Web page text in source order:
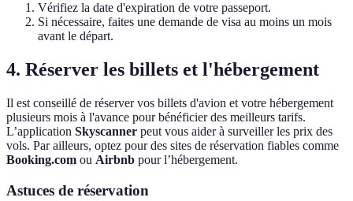
Vérifiez la date d'expiration de votre passeport.
Si nécessaire, faites une demande de visa au moins un mois
avant le départ.
4. Réserver les billets et l'hébergement
Il est conseillé de réserver vos billets d'avion et votre hébergement
plusieurs mois à l'avance pour bénéficier des meilleurs tarifs.
L’application Skyscanner peut vous aider à surveiller les prix des
vols. Par ailleurs, optez pour des sites de réservation fiables comme
Booking.com ou Airbnb pour l’hébergement.
Astuces de réservation